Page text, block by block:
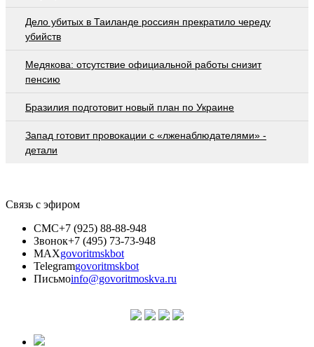
Дело убитых в Таиланде россиян прекратило череду
убийств
Медякова: отсутствие официальной работы снизит
пенсию
Бразилия подготовит новый план по Украине
Запад готовит провокации с «лженаблюдателями» -
детали
Связь с эфиром
СМС+7 (925) 88-88-948
Звонок+7 (495) 73-73-948
MAXgovoritmskbot
Telegramgovoritmskbot
Письмоinfo@govoritmoskva.ru